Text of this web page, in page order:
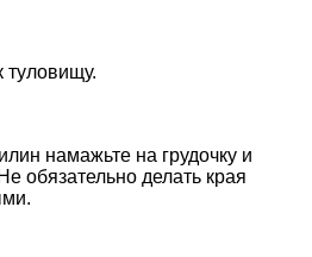
туловищу.
намажьте на грудочку и
обязательно делать края